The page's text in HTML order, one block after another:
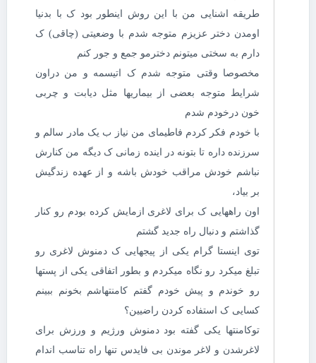
طریقه اشنایی من با این روش اینطور بود ک با بدنیا
اومدن دختر عزیزم متوجه شدم با وضعیتی (چاقی) ک
دارم به سختی میتونم دخترمو جمع و جور کنم
مخصوصا وقتی متوجه شدم ک اتیسمه و من دراون
شرایط متوجه بعضی از بیماریها مثل دیابت و چربی
خون درخودم شدم
با خودم فکر کردم فاطیمای من نیاز ب یک مادر سالم و
سرزنده داره تا بتونه در اینده زمانی ک دیگه من کنارش
نباشم خودش مراقب خودش باشه و از عهده زندگیش
بر بیاد،
اون راههایی ک برای لاغری ازمایش کرده بودم رو کنار
گذاشتم و دنبال راه جدید گشتم
توی اینستا گرام یکی از پیجهایی ک دمنوش لاغری رو
تبلغ میکرد رو نگاه میکردم و بطور اتفاقی یکی از پستها
رو خوندم و پیش خودم گفتم کامنتهاشم بخونم ببینم
کسایی ک استفاده کردن راضیین؟
توکامنتها یکی گفته بود دمنوش ورژیم و ورزش برای
لاغرشدن و لاغر موندن بی فایدس تنها راه تناسب اندام